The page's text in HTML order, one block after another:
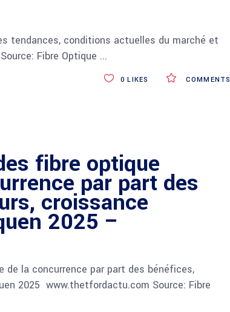
tendances, conditions actuelles du marché et
Fibre Optique
COMMENTS
0 LIKES
fibre optique
par part des
croissance
2025 –
de la concurrence par part des bénéfices,
2025 www.thetfordactu.com Source: Fibre